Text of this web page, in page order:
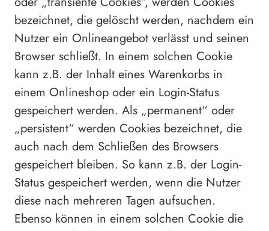
bezeichnet, die gelöscht werden, nachdem ein
Nutzer ein Onlineangebot verlässt und seinen
Browser schließt. In einem solchen Cookie
kann z.B. der Inhalt eines Warenkorbs in
einem Onlineshop oder ein Login-Status
gespeichert werden. Als „permanent“ oder
„persistent“ werden Cookies bezeichnet, die
auch nach dem Schließen des Browsers
gespeichert bleiben. So kann z.B. der Login-
Status gespeichert werden, wenn die Nutzer
diese nach mehreren Tagen aufsuchen.
Ebenso können in einem solchen Cookie die